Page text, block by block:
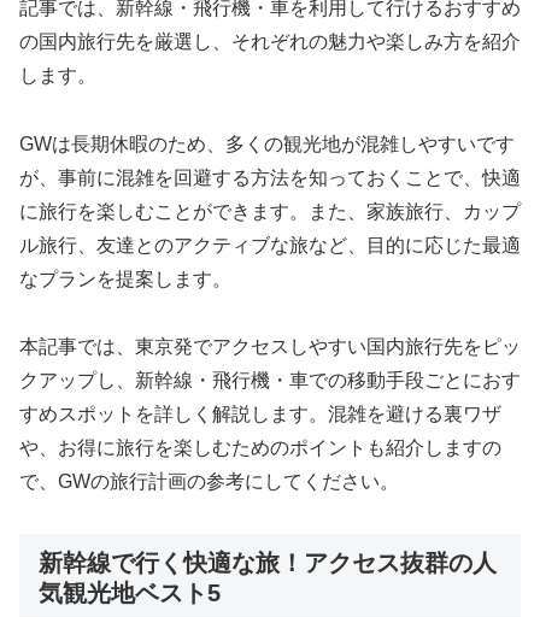
記事では、新幹線・飛行機・車を利用して行けるおすすめ
の国内旅行先を厳選し、それぞれの魅力や楽しみ方を紹介
します。
GWは長期休暇のため、多くの観光地が混雑しやすいです
が、事前に混雑を回避する方法を知っておくことで、快適
に旅行を楽しむことができます。また、家族旅行、カップ
ル旅行、友達とのアクティブな旅など、目的に応じた最適
なプランを提案します。
本記事では、東京発でアクセスしやすい国内旅行先をピッ
クアップし、新幹線・飛行機・車での移動手段ごとにおす
すめスポットを詳しく解説します。混雑を避ける裏ワザ
や、お得に旅行を楽しむためのポイントも紹介しますの
で、GWの旅行計画の参考にしてください。
新幹線で行く快適な旅！アクセス抜群の人
気観光地ベスト5